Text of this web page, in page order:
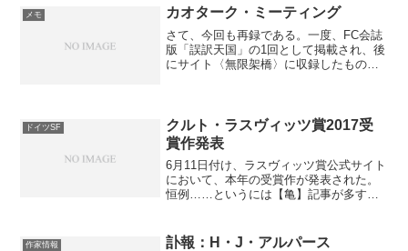
メモ カオターク・ミーティング
さて、今回も再録である。一度、FC会誌
版「誤訳天国」の1回として掲載され、後
にサイト〈無限架橋〉に収録したもの。
時のままであ...
ドイツSF
クルト・ラスヴィッツ賞2017受
賞作発表
6月11日付け、ラスヴィッツ賞公式サイト
において、本年の受賞作が発表された。
恒例……というには【亀】記事が多すぎ
というのは少ないような気もするが、そ
作家情報 訃報：H・J・アルパース